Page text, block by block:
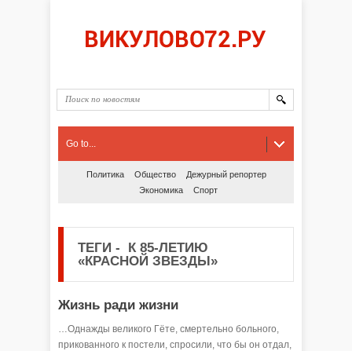
Go to...
Политика Общество
Дежурный репортер
Экономика
Спорт
ТЕГИ - К 85-ЛЕТИЮ
«КРАСНОЙ ЗВЕЗДЫ»
Жизнь ради жизни
…Однажды великого Гёте, смертельно больного,
прикованного к постели, спросили, что бы он отдал,